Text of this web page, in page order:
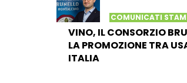
COMUNICATI
VINO, IL CONSORZIO
LA PROMOZIONE TRA
ITALIA